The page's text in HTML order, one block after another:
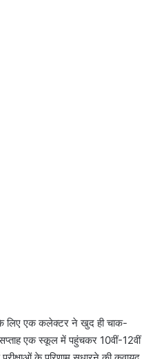
के लिए एक कलेक्टर ने खुद ही चाक-
एक स्कूल में पहुंचकर 10वीं-12वीं